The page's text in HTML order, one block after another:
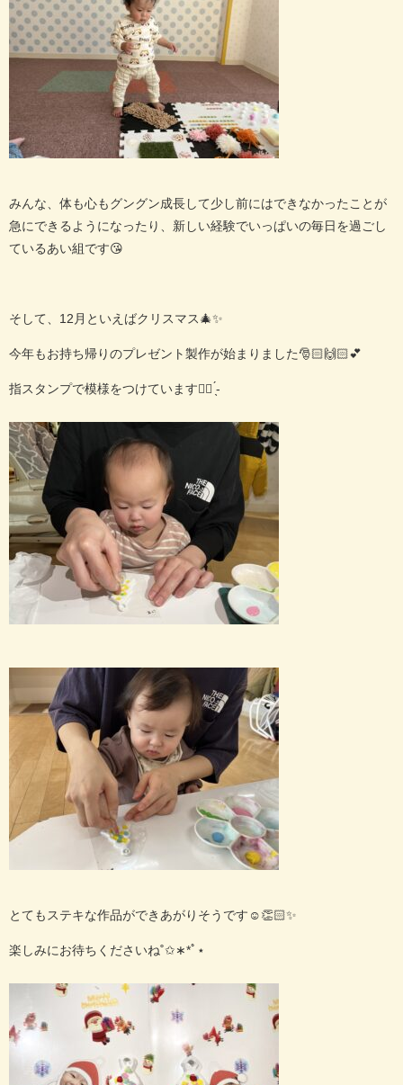
みんな、体も心もグングン成長して少し前にはできなかったことが
急にできるようになったり、新しい経験でいっぱいの毎日を過ごし
ているあい組です😘
そして、 12 月といえばクリスマス🎄✨
今年もお持ち帰りのプレゼント製作が始まりました🎅🏻🙌🏻💕
指スタンプで模様をつけています👌🏻 ̖́-‬
とてもステキな作品ができあがりそうです☺️👏🏻✨
楽しみにお待ちくださいね˚✩∗*ﾟ⋆